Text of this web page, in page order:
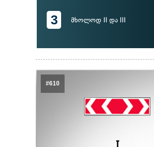
3 მხოლოდ II და III
#610